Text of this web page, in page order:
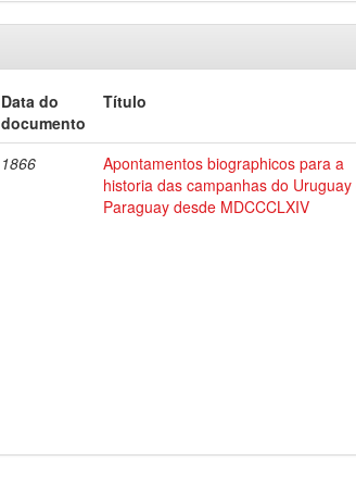
Data do
documento
Título
1866
Apontamentos biographicos para a
historia das campanhas do Uruguay
Paraguay desde MDCCCLXIV